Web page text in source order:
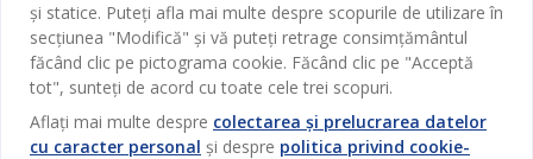
Livrare
Nu este disponibil în magazin.
Livrare Indisponibilă
Disponibil în magazin
și statice. Puteți afla mai multe despre scopurile de utilizare în
secțiunea "Modifică" și vă puteți retrage consimțământul
făcând clic pe pictograma cookie. Făcând clic pe "Acceptă
tot", sunteți de acord cu toate cele trei scopuri.
Aflați mai multe despre colectarea și prelucrarea datelor
cu caracter personal și despre politica privind cookie-